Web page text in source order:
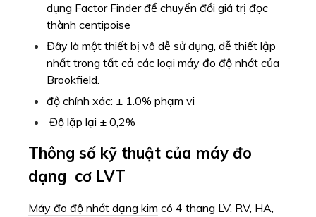
dụng Factor Finder để chuyển đổi giá trị đọc
thành centipoise
Đây là một thiết bị vô dễ sử dụng, dễ thiết lập
nhất trong tất cả các loại máy đo độ nhớt của
Brookfield.
độ chính xác: ± 1.0% phạm vi
Độ lặp lại ± 0,2%
Thông số kỹ thuật của máy đo
dạng cơ LVT
Máy đo độ nhớt dạng kim có 4 thang LV, RV, HA,